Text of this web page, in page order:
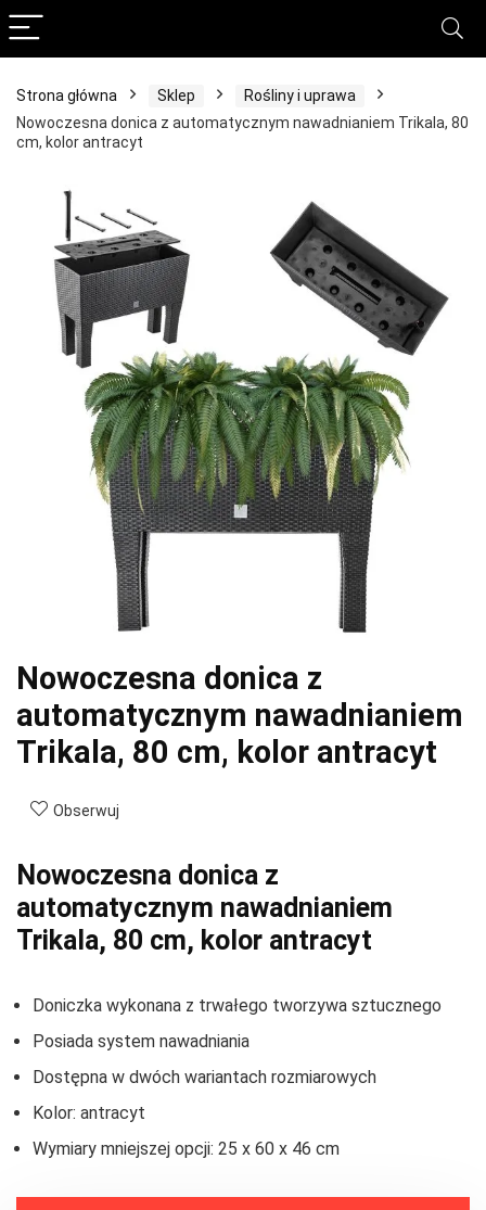
Strona główna Sklep
Rośliny i uprawa
Nowoczesna donica z automatycznym nawadnianiem Trikala, 80
cm, kolor antracyt
Nowoczesna donica z
automatycznym nawadnianiem
Trikala, 80 cm, kolor antracyt
Obserwuj
Nowoczesna donica z
automatycznym nawadnianiem
Trikala, 80 cm, kolor antracyt
Doniczka wykonana z trwałego tworzywa sztucznego
Posiada system nawadniania
Dostępna w dwóch wariantach rozmiarowych
Kolor: antracyt
Wymiary mniejszej opcji: 25 x 60 x 46 cm